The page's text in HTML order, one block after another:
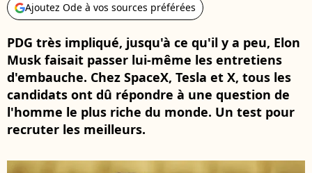
Ajoutez Ode à vos sources préférées
PDG très impliqué, jusqu'à ce qu'il y a peu, Elon
Musk faisait passer lui-même les entretiens
d'embauche. Chez SpaceX, Tesla et X, tous les
candidats ont dû répondre à une question de
l'homme le plus riche du monde. Un test pour
recruter les meilleurs.